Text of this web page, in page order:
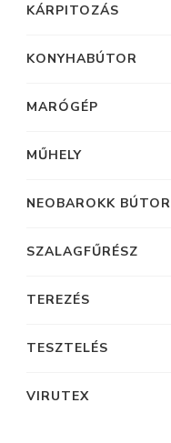
KÁRPITOZÁS
KONYHABÚTOR
MARÓGÉP
MŰHELY
NEOBAROKK BÚTOR
SZALAGFŰRÉSZ
TEREZÉS
TESZTELÉS
VIRUTEX